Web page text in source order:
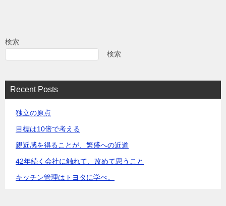
検索
検索
Recent Posts
独立の原点
目標は10倍で考える
親近感を得ることが、繁盛への近道
42年続く会社に触れて、改めて思うこと
キッチン管理はトヨタに学べ。